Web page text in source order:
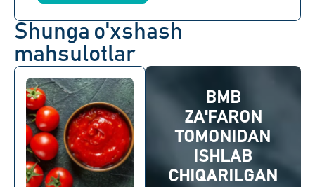
Shunga o'xshash
mahsulotlar
BMB
ZA'FARON
TOMONIDAN
ISHLAB
CHIQARILGAN